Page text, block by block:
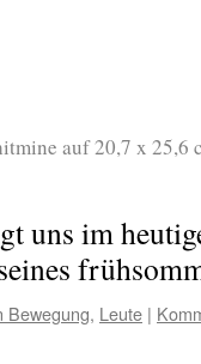
auf 20,7 x 25,6
uns im
Bewegung, Leute |